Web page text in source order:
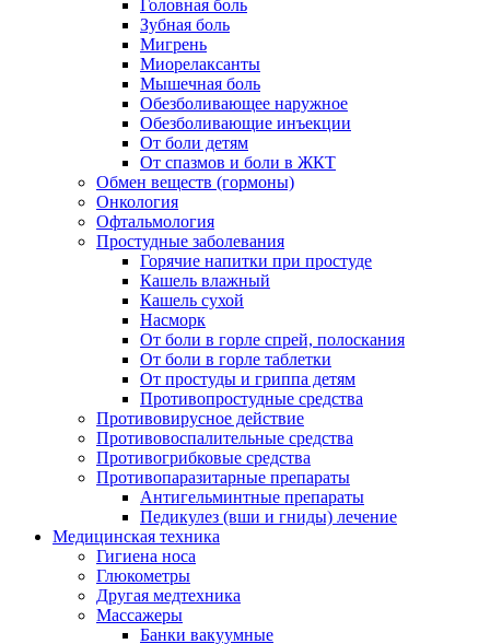
Головная боль
Зубная боль
Мигрень
Миорелаксанты
Мышечная боль
Обезболивающее наружное
Обезболивающие инъекции
От боли детям
От спазмов и боли в ЖКТ
Обмен веществ (гормоны)
Онкология
Офтальмология
Простудные заболевания
Горячие напитки при простуде
Кашель влажный
Кашель сухой
Насморк
От боли в горле спрей, полоскания
От боли в горле таблетки
От простуды и гриппа детям
Противопростудные средства
Противовирусное действие
Противовоспалительные средства
Противогрибковые средства
Противопаразитарные препараты
Антигельминтные препараты
Педикулез (вши и гниды) лечение
Медицинская техника
Гигиена носа
Глюкометры
Другая медтехника
Массажеры
Банки вакуумные